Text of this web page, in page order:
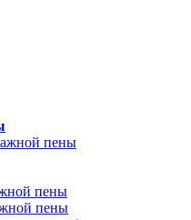
пены
пены
пены